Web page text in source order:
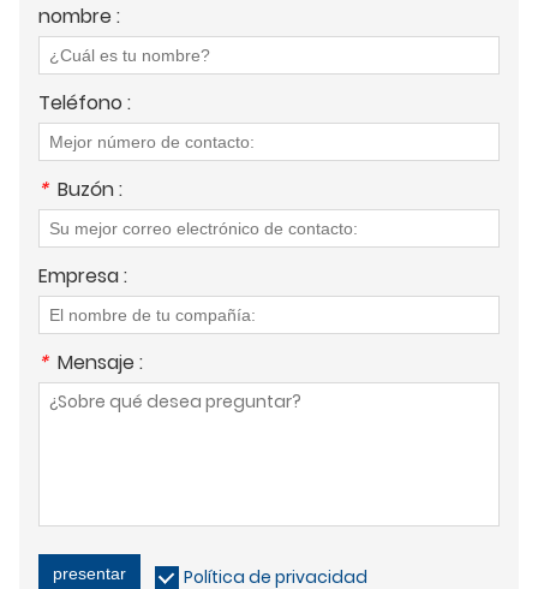
nombre :
Teléfono :
* Buzón :
Empresa :
* Mensaje :
presentar Política de privacidad